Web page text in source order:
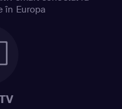
în Europa